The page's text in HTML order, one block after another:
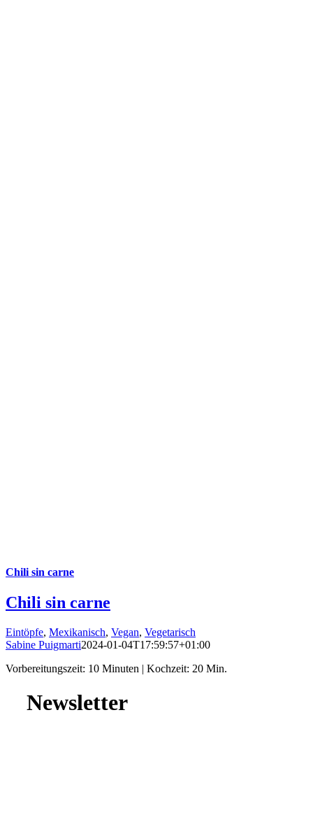
Chili sin carne
Chili sin carne
Eintöpfe, Mexikanisch, Vegan, Vegetarisch
Sabine Puigmarti2024-01-04T17:59:57+01:00
Vorbereitungszeit: 10 Minuten | Kochzeit: 20 Min.
Newsletter